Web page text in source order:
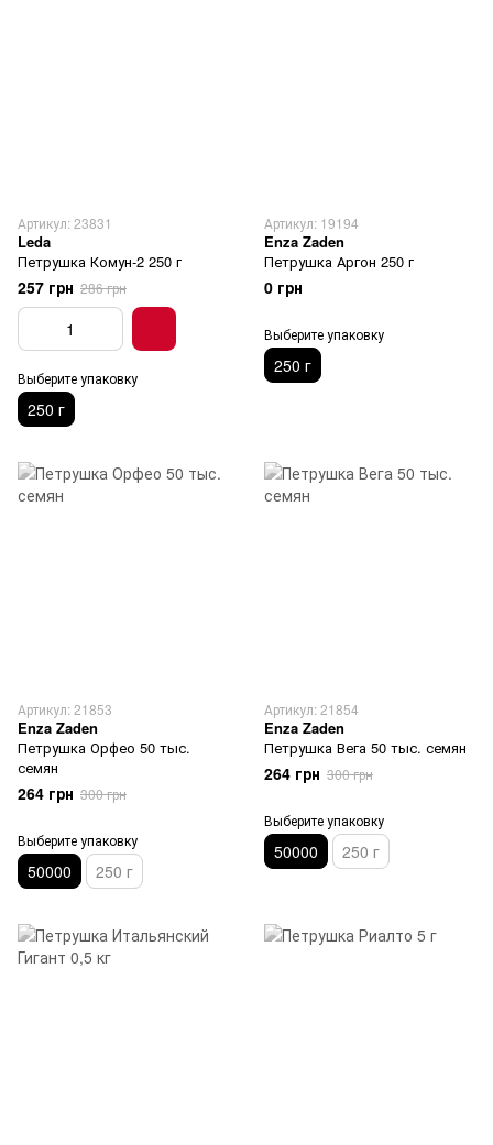
Артикул: 23831
Leda
Петрушка Комун-2 250 г
257 грн 286 грн
Выберите упаковку
250 г
Артикул: 19194
Enza Zaden
Петрушка Аргон 250 г
0 грн
Выберите упаковку
250 г
Артикул: 21853
Enza Zaden
Петрушка Орфео 50 тыс.
семян
264 грн 300 грн
Выберите упаковку
50000 250 г
Артикул: 21854
Enza Zaden
Петрушка Вега 50 тыс. семян
264 грн 300 грн
Выберите упаковку
50000 250 г